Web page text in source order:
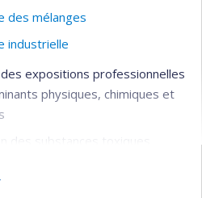
des mélanges
industrielle
expositions professionnelles
physiques, chimiques et
des substances toxiques
nanoparticules et particules